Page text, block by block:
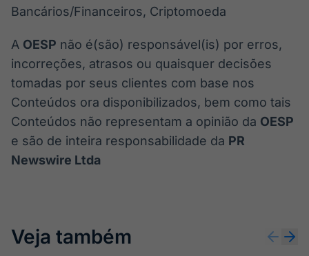
Bancários/Financeiros, Criptomoeda
A OESP não é(são) responsável(is) por erros,
incorreções, atrasos ou quaisquer decisões
tomadas por seus clientes com base nos
Conteúdos ora disponibilizados, bem como tais
Conteúdos não representam a opinião da OESP
e são de inteira responsabilidade da PR
Newswire Ltda
Veja também